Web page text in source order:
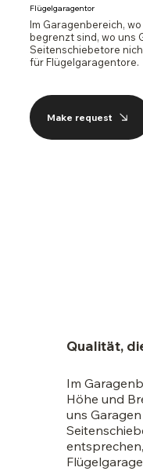
Flügelgaragentor
Make request
Im Garagenbereich,
begrenzt sind, wo uns
Seitenschiebetore
für Flügelgaragentore.
Im
Höhe und
uns
Qualität,